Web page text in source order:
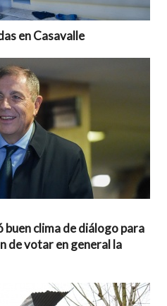
en Casavalle
clima de diálogo para
de votar en general la